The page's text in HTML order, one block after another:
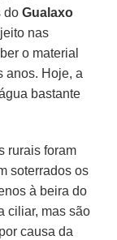
doGualaxo
nas
o material
anos. Hoje, a
bastante
rurais foram
soterrados os
à beira do
ciliar, mas são
por causa da